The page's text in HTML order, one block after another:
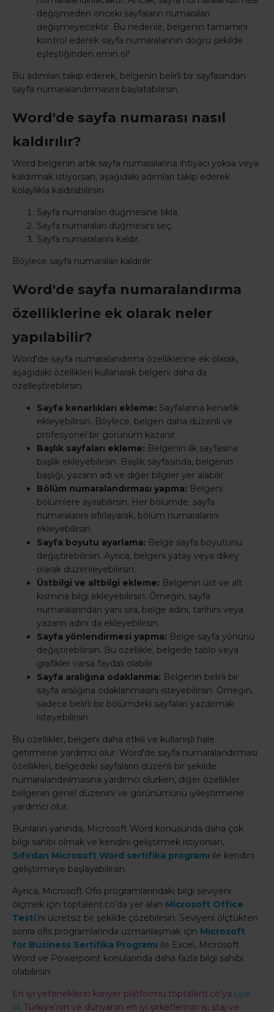
değişmeden önceki sayfaların numaraları
değişmeyecektir. Bu nedenle, belgenin tamamını
kontrol ederek sayfa numaralarının doğru şekilde
eşleştiğinden emin ol!
Bu adımları takip ederek, belgenin belirli bir sayfasından
sayfa numaralandırmasını başlatabilirsin.
Word'de sayfa numarası nasıl
kaldırılır?
Word belgenin artık sayfa numaralarına ihtiyacı yoksa veya
kaldırmak istiyorsan, aşağıdaki adımları takip ederek
kolaylıkla kaldırabilirsin:
Sayfa numaraları düğmesine tıkla.
Sayfa numaraları düğmesini seç.
Sayfa numaralarını kaldır.
Böylece sayfa numaraları kaldırılır.
Word'de sayfa numaralandırma
özelliklerine ek olarak neler
yapılabilir?
Word'de sayfa numaralandırma özelliklerine ek olarak,
aşağıdaki özellikleri kullanarak belgeni daha da
özelleştirebilirsin:
Sayfa kenarlıkları ekleme: Sayfalarına kenarlık
ekleyebilirsin. Böylece, belgen daha düzenli ve
profesyonel bir görünüm kazanır.
Başlık sayfaları ekleme: Belgenin ilk sayfasına
başlık ekleyebilirsin. Başlık sayfasında, belgenin
başlığı, yazarın adı ve diğer bilgiler yer alabilir.
Bölüm numaralandırması yapma: Belgeni
bölümlere ayırabilirsin. Her bölümde, sayfa
numaralarını sıfırlayarak, bölüm numaralarını
ekleyebilirsin.
Sayfa boyutu ayarlama: Belge sayfa boyutunu
değiştirebilirsin. Ayrıca, belgeni yatay veya dikey
olarak düzenleyebilirsin.
Üstbilgi ve altbilgi ekleme: Belgenin üst ve alt
kısmına bilgi ekleyebilirsin. Örneğin, sayfa
numaralarından yanı sıra, belge adını, tarihini veya
yazarın adını da ekleyebilirsin.
Sayfa yönlendirmesi yapma: Belge sayfa yönünü
değiştirebilirsin. Bu özellikle, belgede tablo veya
grafikler varsa faydalı olabilir.
Sayfa aralığına odaklanma: Belgenin belirli bir
sayfa aralığına odaklanmasını isteyebilirsin. Örneğin,
sadece belirli bir bölümdeki sayfaları yazdırmak
isteyebilirsin.
Bu özellikler, belgeni daha etkili ve kullanışlı hale
getirmene yardımcı olur. Word'de sayfa numaralandırması
özellikleri, belgedeki sayfaların düzenli bir şekilde
numaralandırılmasına yardımcı olurken, diğer özellikler
belgenin genel düzenini ve görünümünü iyileştirmene
yardımcı olur.
Bunların yanında, Microsoft Word konusunda daha çok
bilgi sahibi olmak ve kendini geliştirmek istiyorsan,
Sıfırdan Microsoft Word sertifika programı ile kendini
geliştirmeye başlayabilirsin.
Ayrıca, Microsoft Ofis programlarındaki bilgi seviyeni
ölçmek için toptalent.co’da yer alan Microsoft Office
Testi’ni ücretsiz bir şekilde çözebilirsin. Seviyeni ölçtükten
sonra ofis programlarında uzmanlaşmak için Microsoft
for Business Sertifika Programı ile Excel, Microsoft
Word ve Powerpoint konularında daha fazla bilgi sahibi
olabilirsin.
En iyi yeteneklerin kariyer platformu toptalent.co'ya üye
ol, Türkiye'nin ve dünyanın en iyi şirketlerinin iş, staj ve